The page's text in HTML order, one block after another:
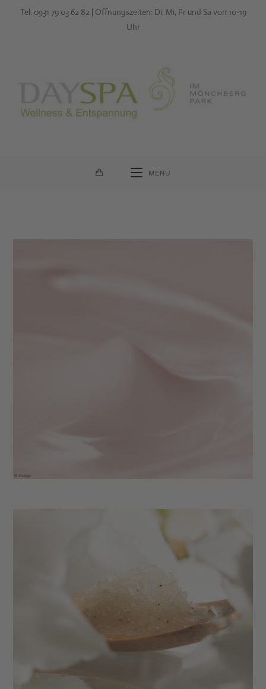
Tel. 0931 79 03 62 82 | Öffnungszeiten: Di, Mi, Fr und Sa von 10-19
Uhr
MENÜ